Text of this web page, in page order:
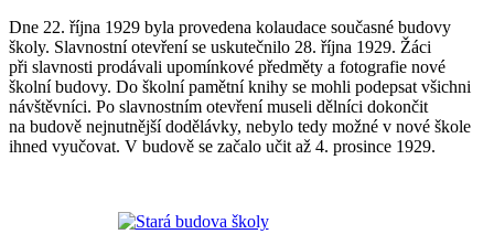
Dne 22. října 1929 byla provedena kolaudace současné budovy
školy. Slavnostní otevření se uskutečnilo 28. října 1929. Žáci
při slavnosti prodávali upomínkové předměty a fotografie nové
školní budovy. Do školní pamětní knihy se mohli podepsat všichni
návštěvníci. Po slavnostním otevření museli dělníci dokončit
na budově nejnutnější dodělávky, nebylo tedy možné v nové škole
ihned vyučovat. V budově se začalo učit až 4. prosince 1929.